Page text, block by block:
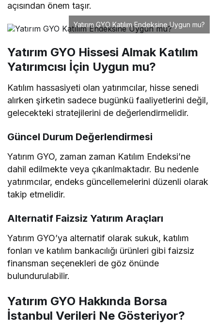
açısından önem taşır.
Yatırım GYO Katılım Endeksine Uygun mu?
Yatırım GYO Hissesi Almak Katılım
Yatırımcısı İçin Uygun mu?
Katılım hassasiyeti olan yatırımcılar, hisse senedi
alırken şirketin sadece bugünkü faaliyetlerini değil,
gelecekteki stratejilerini de değerlendirmelidir.
Güncel Durum Değerlendirmesi
Yatırım GYO, zaman zaman Katılım Endeksi’ne
dahil edilmekte veya çıkarılmaktadır. Bu nedenle
yatırımcılar, endeks güncellemelerini düzenli olarak
takip etmelidir.
Alternatif Faizsiz Yatırım Araçları
Yatırım GYO’ya alternatif olarak sukuk, katılım
fonları ve katılım bankacılığı ürünleri gibi faizsiz
finansman seçenekleri de göz önünde
bulundurulabilir.
Yatırım GYO Hakkında Borsa
İstanbul Verileri Ne Gösteriyor?